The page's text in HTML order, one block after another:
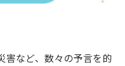
害など、数々の予言を的